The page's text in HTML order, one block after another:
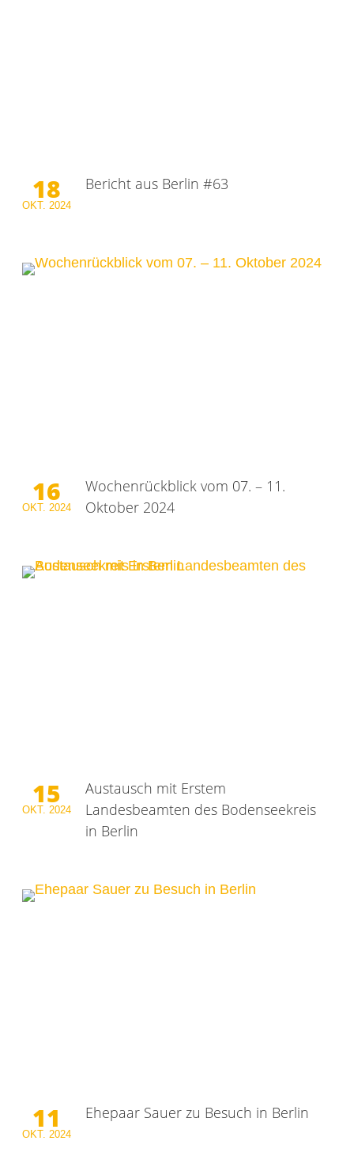
18
OKT. 2024
Bericht aus Berlin #63
16
OKT. 2024
Wochenrückblick vom 07. – 11.
Oktober 2024
15
OKT.2024
Austausch mit Erstem
Landesbeamten des Bodenseekreis
in Berlin
11
OKT.2024
Ehepaar Sauer zu Besuch in Berlin